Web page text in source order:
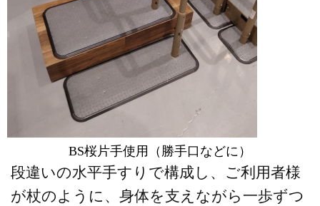
BS桜片手使用（勝手口などに）
段違いの水平手すりで構成し、ご利用者様
が杖のように、身体を支えながら一歩ずつ